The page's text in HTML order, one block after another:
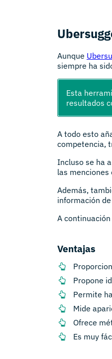
Aunque
siempre ha
Esta
resultados
A todo esto
competencia,
Incluso se ha
las menciones
Además,
información
A
Ventajas
Propone
Permite
Mide
Ofrece
Es muy